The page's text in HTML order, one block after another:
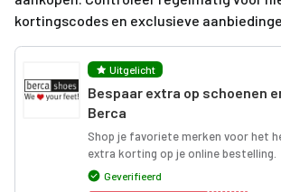
kortingscodes en exclusieve
Uitgelicht
Bespaar extra op schoenen
Berca
Shop je favoriete merken voor het
extra korting op je online bestelling.
Geverifieerd